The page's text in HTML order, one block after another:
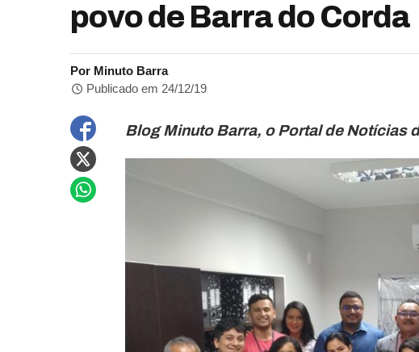
povo de Barra do Corda
Por Minuto Barra
Publicado em 24/12/19
Blog Minuto Barra, o Portal de Notícias